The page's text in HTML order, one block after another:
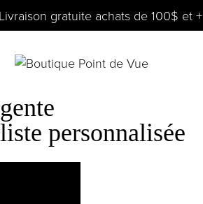
Livraison gratuite achats de 100$ et +
personnalisée